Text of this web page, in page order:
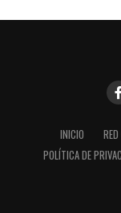
INICIO
POLÍTICA DE